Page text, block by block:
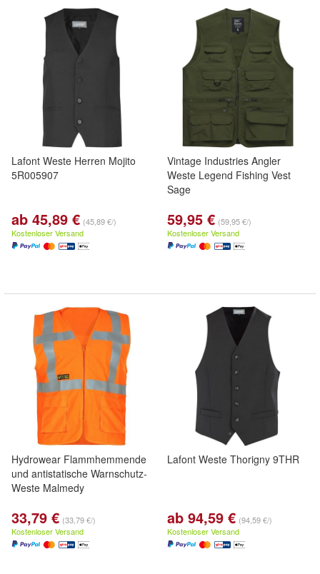
Lafont Weste Herren Mojito
5R005907
ab 45,89 € (45,89 €/)
Kostenloser Versand
Vintage Industries Angler
Weste Legend Fishing Vest
Sage
59,95 € (59,95 €/)
Kostenloser Versand
Hydrowear Flammhemmende
und antistatische Warnschutz-
Weste Malmedy
33,79 € (33,79 €/)
Kostenloser Versand
Lafont Weste Thorigny 9THR
ab 94,59 € (94,59 €/)
Kostenloser Versand